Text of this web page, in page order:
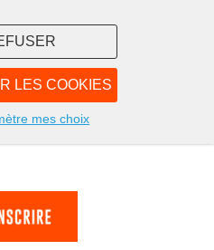
LES COOKIES
mes choix